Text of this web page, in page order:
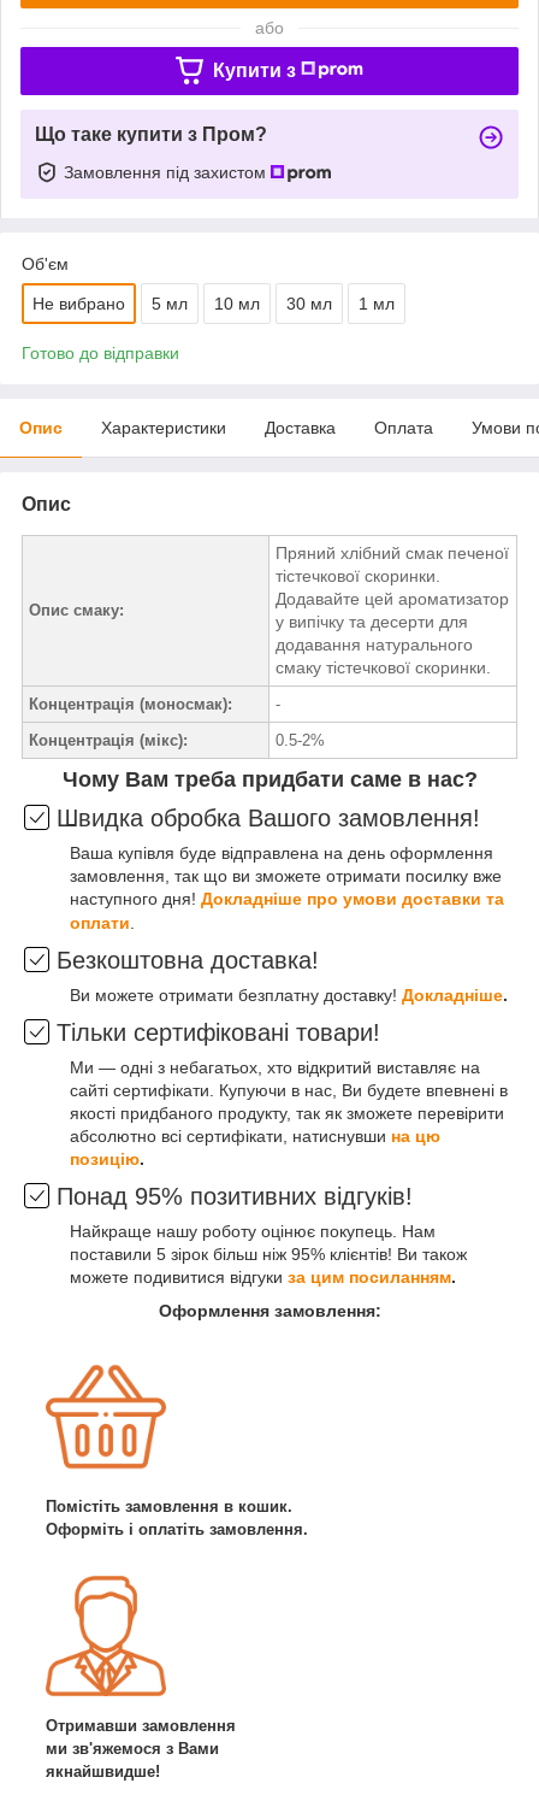
або
Купити з
Що таке купити з Пром?
Замовлення під захистом
Об'єм
Не вибрано 5 мл 10 мл 30 мл 1 мл
Готово до відправки
Опис Характеристики Доставка Оплата Умови
Опис
Опис смаку:
Пряний хлібний смак печеної
тістечкової скоринки.
Додавайте цей ароматизатор
у випічку та десерти для
додавання натурального
смаку тістечкової скоринки.
Концентрація (моносмак):
-
Концентрація (мікс):
0.5-2%
Чому Вам треба придбати саме в нас?
Швидка обробка Вашого замовлення!
Ваша купівля буде відправлена на день оформлення
замовлення, так що ви зможете отримати посилку вже
наступного дня! Докладніше про умови доставки та
оплати
Безкоштовна доставка!
Ви можете отримати безплатну доставку! Докладніше.
Тільки сертифіковані товари!
Ми — одні з небагатьох, хто відкритий виставляє на
сайті сертифікати. Купуючи в нас, Ви будете впевнені в
якості придбаного продукту, так як зможете перевірити
абсолютно всі сертифікати, натиснувши на цю
позицію.
Понад 95% позитивних відгуків!
Найкраще нашу роботу оцінює покупець. Нам
поставили 5 зірок більш ніж 95% клієнтів! Ви також
можете подивитися відгуки за цим посиланням.
Оформлення замовлення:
Помістіть замовлення в кошик.
Оформіть і оплатіть замовлення.
Отримавши замовлення
ми зв'яжемося з Вами
якнайшвидше!